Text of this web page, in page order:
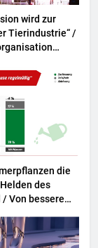
wird zur
Tierindustrie“ /
Brüssel die
Kommission zur
an
die
des
Von besserem
aktuelle toom-
positive